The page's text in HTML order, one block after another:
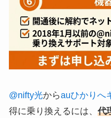
@nifty光からauひかりへ
得に乗り換えるには、 代